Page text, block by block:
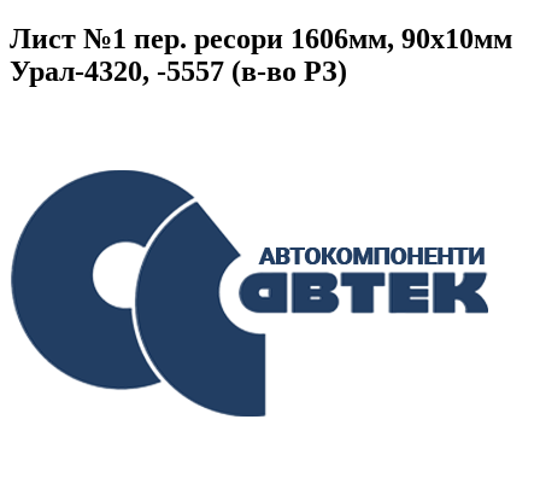
Лист №1 пер. ресори 1606мм, 90х10мм
Урал-4320, -5557 (в-во РЗ)